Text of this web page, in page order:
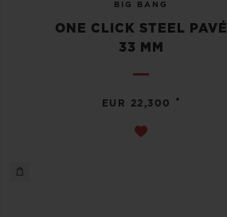
BIG BANG
ONE CLICK STEEL PAVÉ
33 MM
EUR 22,300 •